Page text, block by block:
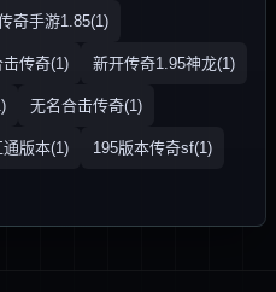
奇手游1.85(1)
传奇(1) 新开传奇1.95神龙(1)
无名合击传奇(1)
版本(1) 195版本传奇sf(1)